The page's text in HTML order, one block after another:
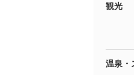
観光
温泉・